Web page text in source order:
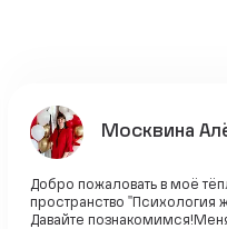
Москвина
Добро пожаловать в моё
пространство "Психология
Давайте